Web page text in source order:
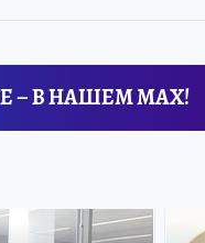
– В НАШЕМ MAX!